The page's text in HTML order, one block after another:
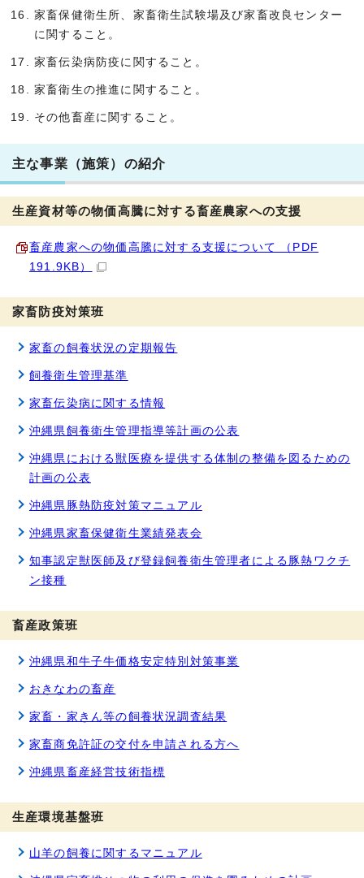
家畜保健衛生所、家畜衛生試験場及び家畜改良センター
に関すること。
家畜伝染病防疫に関すること。
家畜衛生の推進に関すること。
その他畜産に関すること。
主な事業（施策）の紹介
生産資材等の物価高騰に対する畜産農家への支援
畜産農家への物価高騰に対する支援について （PDF
191.9KB）
家畜防疫対策班
家畜の飼養状況の定期報告
飼養衛生管理基準
家畜伝染病に関する情報
沖縄県飼養衛生管理指導等計画の公表
沖縄県における獣医療を提供する体制の整備を図るための
計画の公表
沖縄県豚熱防疫対策マニュアル
沖縄県家畜保健衛生業績発表会
知事認定獣医師及び登録飼養衛生管理者による豚熱ワクチ
ン接種
畜産政策班
沖縄県和牛子牛価格安定特別対策事業
おきなわの畜産
家畜・家きん等の飼養状況調査結果
家畜商免許証の交付を申請される方へ
沖縄県畜産経営技術指標
生産環境基盤班
山羊の飼養に関するマニュアル